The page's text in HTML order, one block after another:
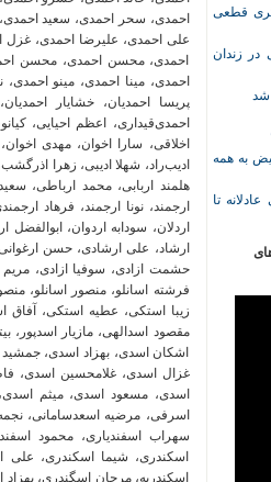
نعیم لشکری قطعی
در زندان
شد
به همه
تا